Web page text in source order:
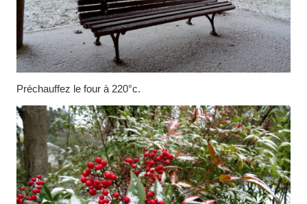
Préchauffez le four à 220°c.